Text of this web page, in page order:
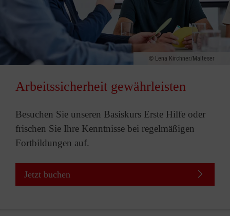
Lena Kirchner/Malteser
Arbeitssicherheit gewährleisten
Besuchen Sie unseren Basiskurs Erste Hilfe oder
frischen Sie Ihre Kenntnisse bei regelmäßigen
Fortbildungen auf.
Jetzt buchen